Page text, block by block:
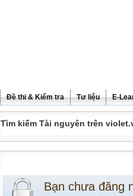
Đề thi & Kiểm tra Tư liệu E-
Tìm kiếm Tài nguyên trên
Bạn chưa đăng